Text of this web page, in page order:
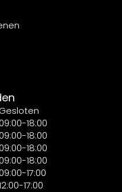
Gesloten
18:00
18:00
18:00
18:00
17:00
17:00